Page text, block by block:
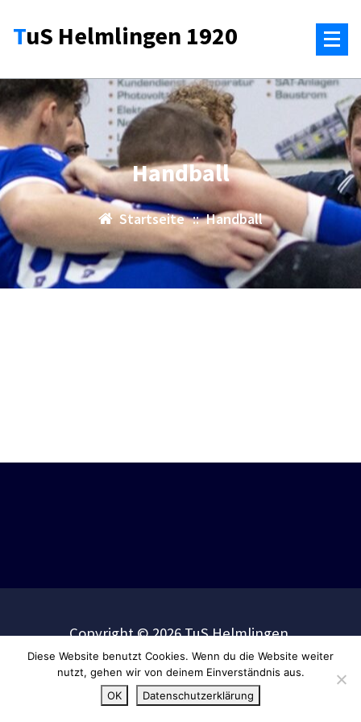
Inhalt
springenTuS Helmlingen 1920
Handball
Startseite :: Handball
Copyright © 2026 TuS Helmlingen.
Diese Website benutzt Cookies. Wenn du die Website weiter
nutzt, gehen wir von deinem Einverständnis aus.
OK
Datenschutzerklärung